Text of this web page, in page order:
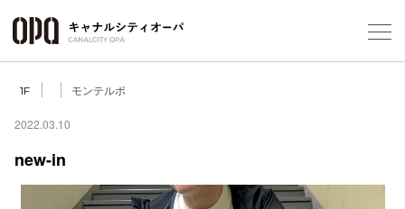
1F モンテルポ
2022.03.10
new-in